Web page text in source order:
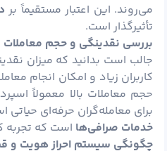
می‌روند. این اعتبار مستقیماً بر
تأثیرگذار است.
بررسی نقدینگی و حجم معاملات
جالب است بدانید که میزان
کاربران زیاد و امکان انجام
حجم معاملات بالا معمولاً
برای معامله‌گران حرفه‌ای
خدمات صرافی‌ها است که تجربه
چگونگی سیستم احراز هویت و